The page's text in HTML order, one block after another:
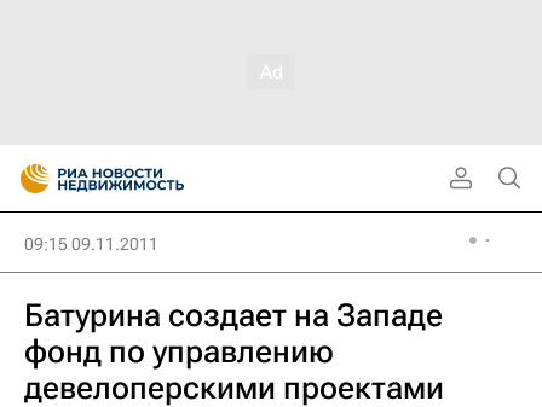
09:15 09.11.2011
Батурина создает на Западе
фонд по управлению
девелоперскими проектами